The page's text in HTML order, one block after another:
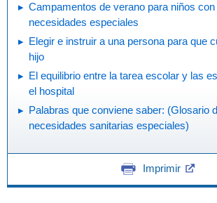
Campamentos de verano para niños con
necesidades especiales
Elegir e instruir a una persona para que
hijo
El equilibrio entre la tarea escolar y las
el hospital
Palabras que conviene saber: (Glosario
necesidades sanitarias especiales)
Imprimir